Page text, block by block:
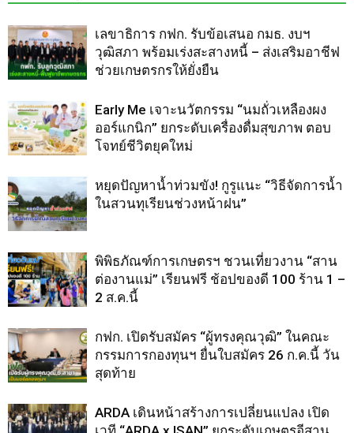
เลขาธิการ กฟก. รับข้อเสนอ กมธ. งบฯ
วุฒิสภา พร้อมเร่งสะสางหนี้ – ส่งเสริมอาชีฟ
ช่วยเกษตรกรให้ยั่งยืน
Early Me เจาะนวัตกรรม “นมถั่วเหลืองผง
ออร์แกนิก” ยกระดับเครื่องดื่มสุขภาพ ตอบ
โจทย์ชีวิตยุคใหม่
หยุดปัญหาน้ำท่วมขัง! กูรูแนะ “วิธีจัดการน้ำ
ในสวนทุเรียนช่วงหน้าฝน”
พิพิธภัณฑ์การเกษตรฯ ชวนเที่ยวงาน “สาน
ต่องานแม่” เรียนฟรี ช้อปของดี 100 ร้าน 1 –
2 ส.ค.นี้
กฟก. เปิดรับสมัคร “ผู้ทรงคุณวุฒิ” ในคณะ
กรรมการกองทุนฯ ยื่นใบสมัคร 26 ก.ค.นี้ วัน
สุดท้าย
ARDA เดินหน้าสร้างการเปลี่ยนแปลง เปิด